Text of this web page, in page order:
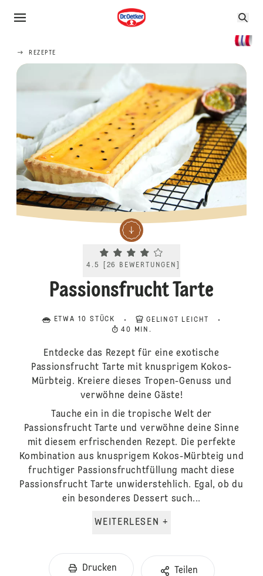
REZEPTE
Current rating 4.5. Click to rate.
4.5 26 BEWERTUNGEN
Passionsfrucht Tarte
ETWA 10 STÜCK
GELINGT LEICHT
40 MIN.
Entdecke das Rezept für eine exotische
Passionsfrucht Tarte mit knusprigem Kokos-
Mürbteig. Kreiere dieses Tropen-Genuss und
verwöhne deine Gäste!
Tauche ein in die tropische Welt der
Passionsfrucht Tarte und verwöhne deine Sinne
mit diesem erfrischenden Rezept. Die perfekte
Kombination aus knusprigem Kokos-Mürbteig und
fruchtiger Passionsfruchtfüllung macht diese
Passionsfrucht Tarte unwiderstehlich. Egal, ob du
ein besonderes Dessert such...
WEITERLESEN +
Drucken Teilen